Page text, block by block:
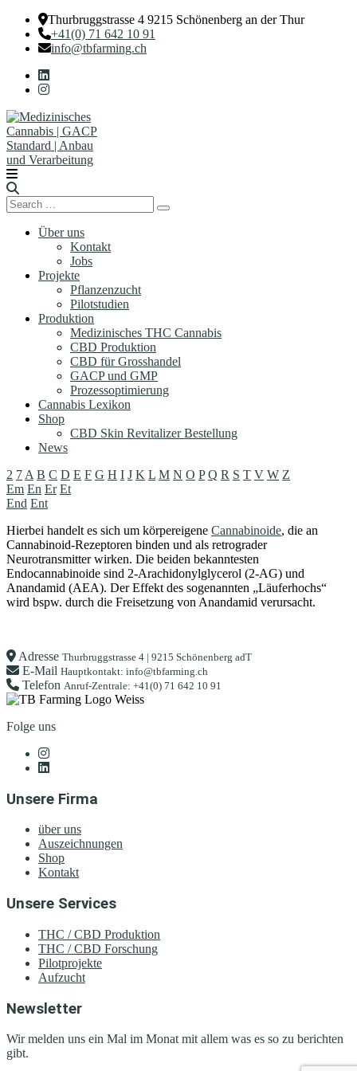
Thurbruggstrasse 4 9215 Schönenberg an der Thur
+41(0) 71 642 10 91
info@tbfarming.ch
Search
for:
Search
Über uns
Kontakt
Jobs
Projekte
Pflanzenzucht
Pilotstudien
Produktion
Medizinisches THC Cannabis
CBD Produktion
CBD für Grosshandel
GACP und GMP
Prozessoptimierung
Cannabis Lexikon
Shop
CBD Skin Revitalizer Bestellung
News
2 7 A B C D E F G H I J K L M N O P Q R S T V W Z
Em En Er Et
End Ent
Hierbei handelt es sich um körpereigene Cannabinoide, die an
Cannabinoid-Rezeptoren binden und als retrograder
Neurotransmitter wirken. Die beiden bekanntesten
Endocannabinoide sind 2-Arachidonylglycerol (2-AG) und
Anandamid (AEA). Der Effekt des sogenannten „Läuferhochs“
wird bspw. durch die Freisetzung von Anandamid verursacht.
Adresse Thurbruggstrasse 4 | 9215 Schönenberg adT
E-Mail Hauptkontakt: info@tbfarming.ch
Telefon Anruf-Zentrale: +41(0) 71 642 10 91
Folge uns
Unsere Firma
über uns
Auszeichnungen
Shop
Kontakt
Unsere Services
THC / CBD Produktion
THC / CBD Forschung
Pilotprojekte
Aufzucht
Newsletter
Wir melden uns ein Mal im Monat mit allem was es so zu berichten
gibt.